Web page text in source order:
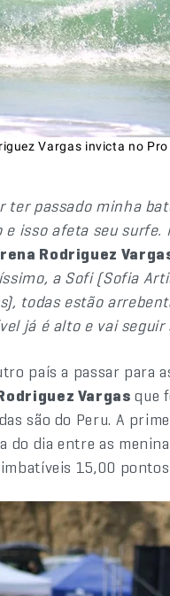
Vargas invicta no
ter passado minha
e isso afeta seu
Rodriguez
a Sofi (Sofia
todas estão
já é alto e vai seguir
país a passar para
Vargas que
são do Peru. A
do dia entre as
15,00